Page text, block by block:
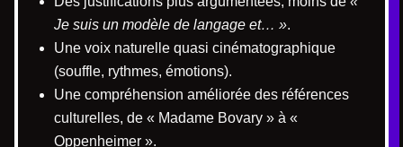
Je suis un modèle de langage et… ».
Une voix naturelle quasi cinématographique
(souffle, rythmes, émotions).
Une compréhension améliorée des références
culturelles, de « Madame Bovary » à «
Oppenheimer ».